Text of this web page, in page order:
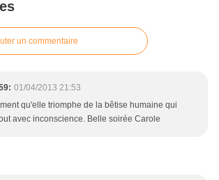
un commentaire
01/04/2013 21:53
qu'elle triomphe de la bêtise humaine qui
avec inconscience. Belle soirée Carole